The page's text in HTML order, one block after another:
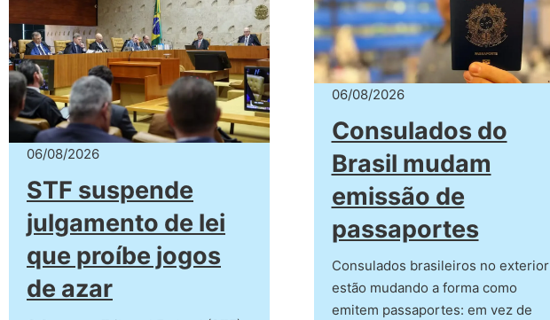
06/08/2026
STF suspende
julgamento de lei
que proíbe jogos
de azar
06/08/2026
Consulados do
Brasil mudam
emissão de
passaportes
Consulados brasileiros no exterior
estão mudando a forma como
emitem passaportes: em vez de